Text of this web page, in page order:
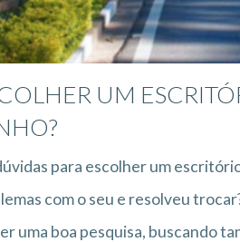
UM
para escolher um
com o seu e resolveu
uma boa pesquisa, buscando